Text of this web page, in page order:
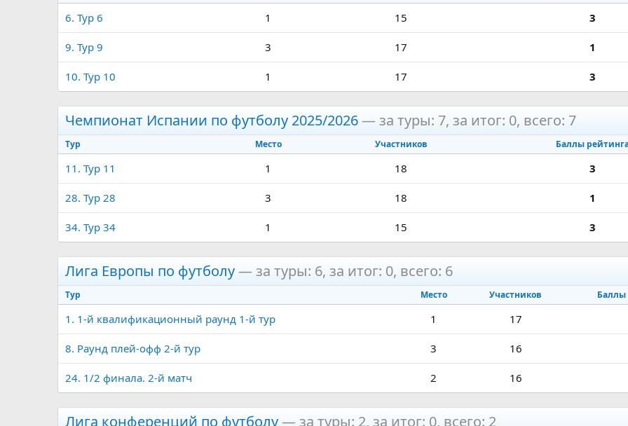
6. Тур 6 1 15 3
9. Тур 9 3 17 1
10. Тур 10 1 17 3
Чемпионат Испании по футболу 2025/2026— за туры: 7, за итог: 0, всего: 7
Тур Место Участников Баллы
11. Тур 11 1 18 3
28. Тур 28 3 18 1
34. Тур 34 1 15 3
Лига Европы по футболу— за туры: 6, за итог: 0, всего: 6
Тур Место Участников Баллы
1. 1-й квалификационный раунд 1-й тур 1 17
8. Раунд плей-офф 2-й тур 3 16
24. 1/2 финала. 2-й матч 2 16
Лига конференций по футболу— за туры: 2, за итог: 0, всего: 2